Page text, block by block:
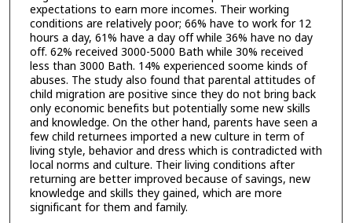
expectations to earn more incomes. Their working
conditions are relatively poor; 66% have to work for 12
hours a day, 61% have a day off while 36% have no day
off. 62% received 3000-5000 Bath while 30% received
less than 3000 Bath. 14% experienced soome kinds of
abuses. The study also found that parental attitudes of
child migration are positive since they do not bring back
only economic benefits but potentially some new skills
and knowledge. On the other hand, parents have seen a
few child returnees imported a new culture in term of
living style, behavior and dress which is contradicted with
local norms and culture. Their living conditions after
returning are better improved because of savings, new
knowledge and skills they gained, which are more
significant for them and family.